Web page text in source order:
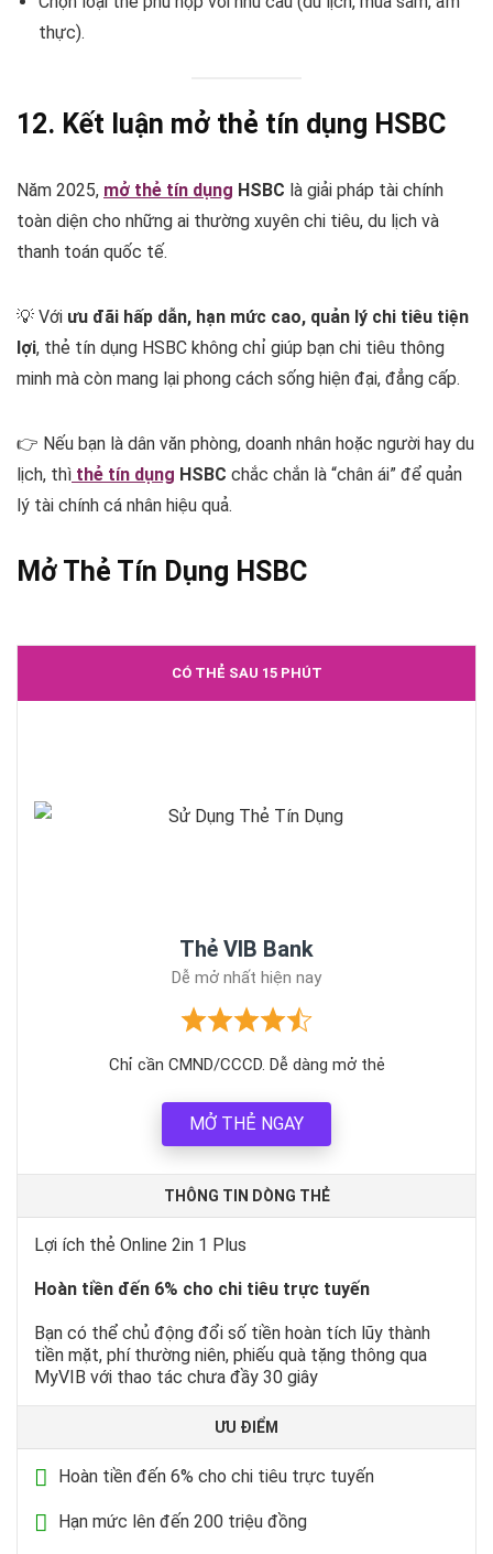
thực).
12. Kết luận mở thẻ tín dụng HSBC
Năm 2025, mở thẻ tín dụng HSBC là giải pháp tài chính
toàn diện cho những ai thường xuyên chi tiêu, du lịch và
thanh toán quốc tế.
💡 Với ưu đãi hấp dẫn, hạn mức cao, quản lý chi tiêu tiện
lợi, thẻ tín dụng HSBC không chỉ giúp bạn chi tiêu thông
minh mà còn mang lại phong cách sống hiện đại, đẳng cấp.
👉 Nếu bạn là dân văn phòng, doanh nhân hoặc người hay du
lịch, thì thẻ tín dụng HSBC chắc chắn là “chân ái” để quản
lý tài chính cá nhân hiệu quả.
Mở Thẻ Tín Dụng HSBC
CÓ THẺ SAU 15 PHÚT
Thẻ VIB Bank
Dễ mở nhất hiện nay
Chỉ cần CMND/CCCD. Dễ dàng mở thẻ
MỞ THẺ NGAY
THÔNG TIN DÒNG THẺ
Lợi ích thẻ Online 2in 1 Plus
Hoàn tiền đến 6% cho chi tiêu trực tuyến
Bạn có thể chủ động đổi số tiền hoàn tích lũy thành
tiền mặt, phí thường niên, phiếu quà tặng thông qua
MyVIB với thao tác chưa đầy 30 giây
ƯU ĐIỂM
Hoàn tiền đến 6% cho chi tiêu trực tuyến
Hạn mức lên đến 200 triệu đồng